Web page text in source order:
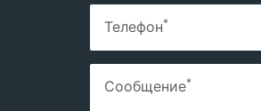
Телефон*
Сообщение*